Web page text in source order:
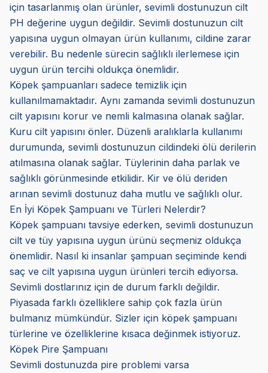
için tasarlanmış olan ürünler, sevimli dostunuzun cilt
PH değerine uygun değildir. Sevimli dostunuzun cilt
yapısına uygun olmayan ürün kullanımı, cildine zarar
verebilir. Bu nedenle sürecin sağlıklı ilerlemese için
uygun ürün tercihi oldukça önemlidir.
Köpek şampuanları sadece temizlik için
kullanılmamaktadır. Aynı zamanda sevimli dostunuzun
cilt yapısını korur ve nemli kalmasına olanak sağlar.
Kuru cilt yapısını önler. Düzenli aralıklarla kullanımı
durumunda, sevimli dostunuzun cildindeki ölü derilerin
atılmasına olanak sağlar. Tüylerinin daha parlak ve
sağlıklı görünmesinde etkilidir. Kir ve ölü deriden
arınan sevimli dostunuz daha mutlu ve sağlıklı olur.
En İyi Köpek Şampuanı ve Türleri Nelerdir?
Köpek şampuanı tavsiye ederken, sevimli dostunuzun
cilt ve tüy yapısına uygun ürünü seçmeniz oldukça
önemlidir. Nasıl ki insanlar şampuan seçiminde kendi
saç ve cilt yapısına uygun ürünleri tercih ediyorsa.
Sevimli dostlarınız için de durum farklı değildir.
Piyasada farklı özelliklere sahip çok fazla ürün
bulmanız mümkündür. Sizler için köpek şampuanı
türlerine ve özelliklerine kısaca değinmek istiyoruz.
Köpek Pire Şampuanı
Sevimli dostunuzda pire problemi varsa